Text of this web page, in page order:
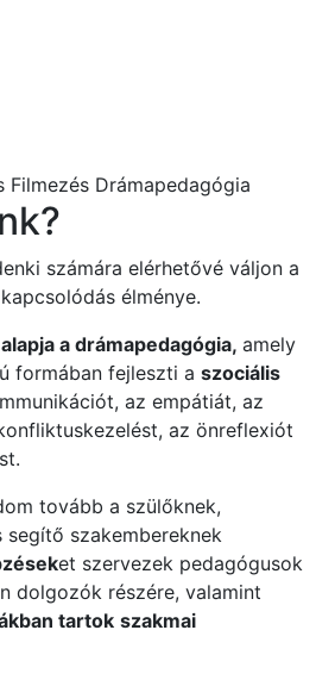
Filmezés Drámapedagógia
számára elérhetővé váljon a
élménye.
alapja a drámapedagógia, amely
formában fejleszti a szociális
az empátiát, az
az önreflexiót
tovább a szülőknek,
segítő szakembereknek
et szervezek pedagógusok
dolgozók részére, valamint
tartok szakmai